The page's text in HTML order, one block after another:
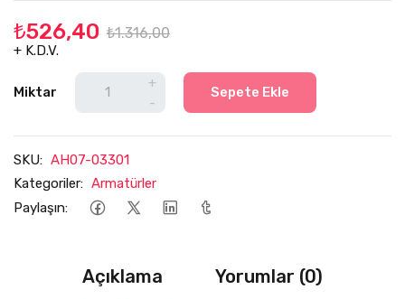
₺526,40 ₺1.316,00
+ K.D.V.
Miktar
+
-
Sepete Ekle
SKU: AH07-03301
Kategoriler: Armatürler
Paylaşın:
Açıklama Yorumlar (0)